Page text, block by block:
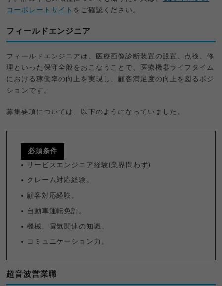
コーポレートサイト をご確認ください。
フィールドエンジニア
フィールドエンジニアは、医療画像診断装置の設置、点検、修
理といった保守全般をおこなうことで、医療機器ライフタイム
における稼働率の向上を実現し、顧客満足度の向上を図るポジ
ションです。
募集要項については、以下のようになっていました。
必須条件
サービスエンジニア経験(業界問わず)
クレーム対応経験。
顧客対応経験。
自動車運転免許。
機械、電気関連の知識。
コミュニケーション力。
超音波営業職